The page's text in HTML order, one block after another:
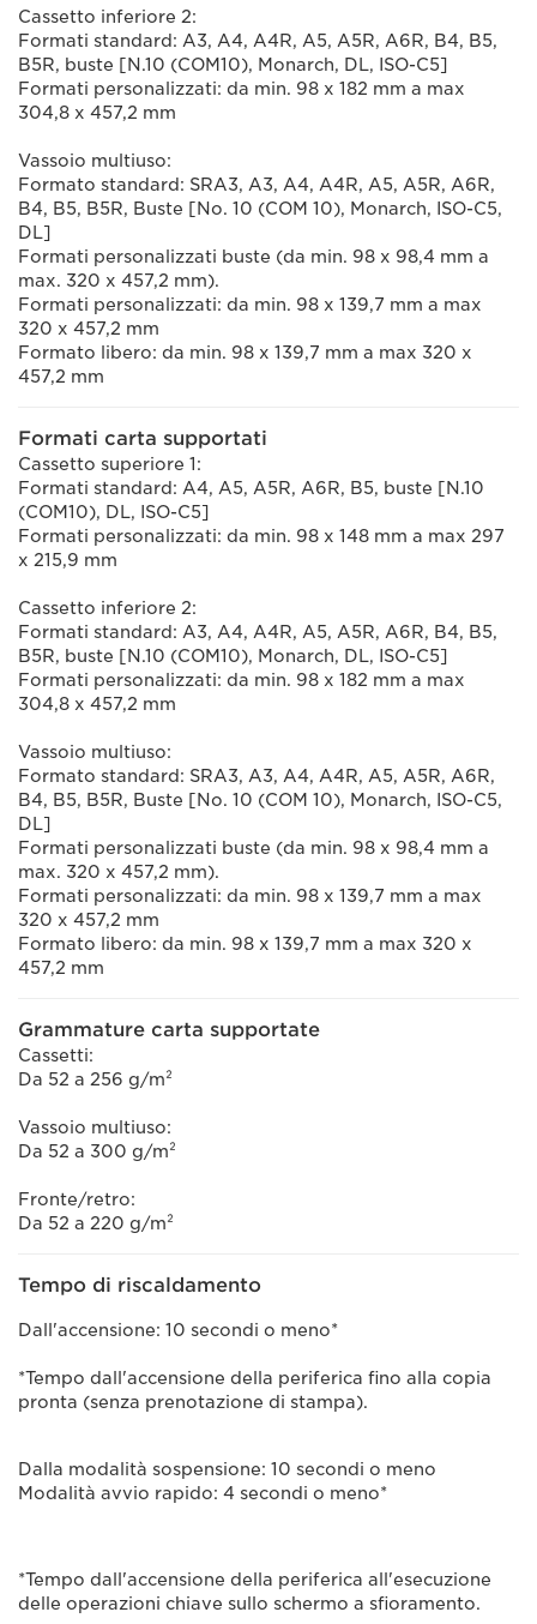
Cassetto inferiore 2:
Formati standard: A3, A4, A4R, A5, A5R, A6R, B4, B5,
B5R, buste [N.10 (COM10), Monarch, DL, ISO-C5]
Formati personalizzati: da min. 98 x 182 mm a max
304,8 x 457,2 mm
Vassoio multiuso:
Formato standard: SRA3, A3, A4, A4R, A5, A5R, A6R,
B4, B5, B5R, Buste [No. 10 (COM 10), Monarch, ISO-C5,
DL]
Formati personalizzati buste (da min. 98 x 98,4 mm a
max. 320 x 457,2 mm).
Formati personalizzati: da min. 98 x 139,7 mm a max
320 x 457,2 mm
Formato libero: da min. 98 x 139,7 mm a max 320 x
457,2 mm
Formati carta supportati
Cassetto superiore 1:
Formati standard: A4, A5, A5R, A6R, B5, buste [N.10
(COM10), DL, ISO-C5]
Formati personalizzati: da min. 98 x 148 mm a max 297
x 215,9 mm
Cassetto inferiore 2:
Formati standard: A3, A4, A4R, A5, A5R, A6R, B4, B5,
B5R, buste [N.10 (COM10), Monarch, DL, ISO-C5]
Formati personalizzati: da min. 98 x 182 mm a max
304,8 x 457,2 mm
Vassoio multiuso:
Formato standard: SRA3, A3, A4, A4R, A5, A5R, A6R,
B4, B5, B5R, Buste [No. 10 (COM 10), Monarch, ISO-C5,
DL]
Formati personalizzati buste (da min. 98 x 98,4 mm a
max. 320 x 457,2 mm).
Formati personalizzati: da min. 98 x 139,7 mm a max
320 x 457,2 mm
Formato libero: da min. 98 x 139,7 mm a max 320 x
457,2 mm
Grammature carta supportate
Cassetti:
Da 52 a 256 g/m²
Vassoio multiuso:
Da 52 a 300 g/m²
Fronte/retro:
Da 52 a 220 g/m²
Tempo di riscaldamento
Dall'accensione: 10 secondi o meno*
*Tempo dall'accensione della periferica fino alla copia
pronta (senza prenotazione di stampa).
Dalla modalità sospensione: 10 secondi o meno
Modalità avvio rapido: 4 secondi o meno*
*Tempo dall'accensione della periferica all'esecuzione
delle operazioni chiave sullo schermo a sfioramento.